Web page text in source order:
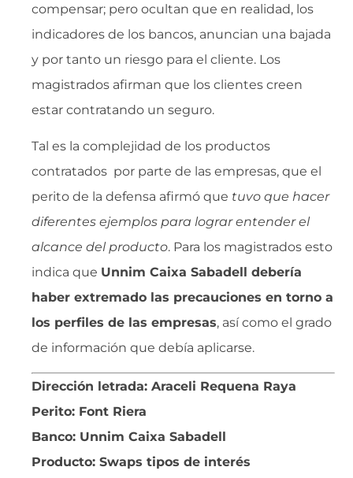
compensar; pero ocultan que en realidad, los
indicadores de los bancos, anuncian una bajada
y por tanto un riesgo para el cliente. Los
magistrados afirman que los clientes creen
estar contratando un seguro.
Tal es la complejidad de los productos
contratados por parte de las empresas, que el
perito de la defensa afirmó que  tuvo que hacer
diferentes ejemplos para lograr entender el
alcance del producto. Para los magistrados esto
indica que Unnim Caixa Sabadell debería
haber extremado las precauciones en torno a
los perfiles de las empresas, así como el grado
de información que debía aplicarse.
Dirección letrada: Araceli Requena Raya
Perito: Font Riera
Banco: Unnim Caixa Sabadell
Producto: Swaps tipos de interés